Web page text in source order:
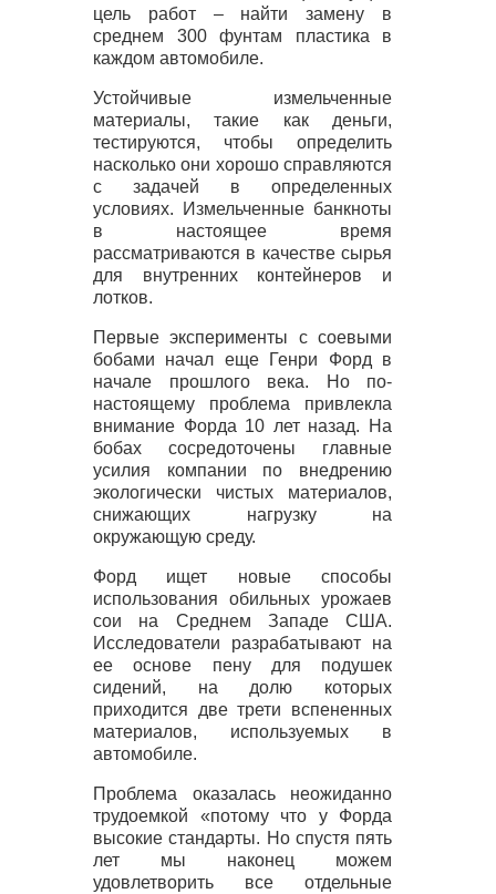
цель работ – найти замену в
среднем 300 фунтам пластика в
каждом автомобиле.
Устойчивые измельченные
материалы, такие как деньги,
тестируются, чтобы определить
насколько они хорошо справляются
с задачей в определенных
условиях. Измельченные банкноты
в настоящее время
рассматриваются в качестве сырья
для внутренних контейнеров и
лотков.
Первые эксперименты с соевыми
бобами начал еще Генри Форд в
начале прошлого века. Но по-
настоящему проблема привлекла
внимание Форда 10 лет назад. На
бобах сосредоточены главные
усилия компании по внедрению
экологически чистых материалов,
снижающих нагрузку на
окружающую среду.
Форд ищет новые способы
использования обильных урожаев
сои на Среднем Западе США.
Исследователи разрабатывают на
ее основе пену для подушек
сидений, на долю которых
приходится две трети вспененных
материалов, используемых в
автомобиле.
Проблема оказалась неожиданно
трудоемкой «потому что у Форда
высокие стандарты. Но спустя пять
лет мы наконец можем
удовлетворить все отдельные